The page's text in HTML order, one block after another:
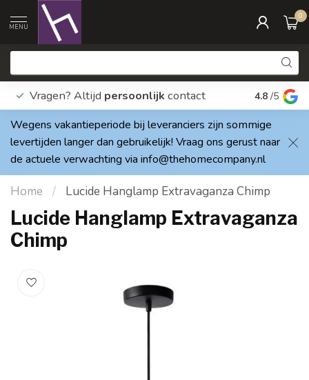
MENU
0
Vragen? Altijd persoonlijk contact Elke dag
4.8 /5
Wegens vakantieperiode bij leveranciers zijn sommige
levertijden langer dan gebruikelijk! Vraag ons gerust naar
de actuele verwachting via info@thehomecompany.nl
Home / Lucide Hanglamp Extravaganza Chimp
Lucide Hanglamp Extravaganza
Chimp